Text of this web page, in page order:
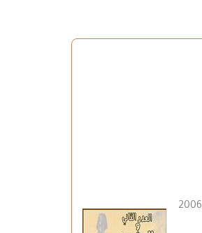
) تدخل مجلة أبابيل.نت عامها الثالث ، و كان قد صدر العدد الأول في الواحد و العشرين من شهر آذار من العام 2006